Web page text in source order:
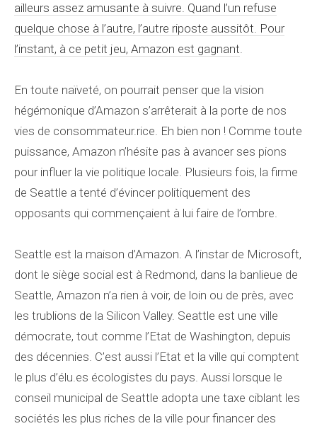
ailleurs assez amusante à suivre. Quand l’un refuse
quelque chose à l’autre, l’autre riposte aussitôt. Pour
l’instant, à ce petit jeu, Amazon est gagnant.
En toute naïveté, on pourrait penser que la vision
hégémonique d’Amazon s’arrêterait à la porte de nos
vies de consommateur.rice. Eh bien non ! Comme toute
puissance, Amazon n’hésite pas à avancer ses pions
pour influer la vie politique locale. Plusieurs fois, la firme
de Seattle a tenté d’évincer politiquement des
opposants qui commençaient à lui faire de l’ombre.
Seattle est la maison d’Amazon. A l’instar de Microsoft,
dont le siège social est à Redmond, dans la banlieue de
Seattle, Amazon n’a rien à voir, de loin ou de près, avec
les trublions de la Silicon Valley. Seattle est une ville
démocrate, tout comme l’Etat de Washington, depuis
des décennies. C’est aussi l’Etat et la ville qui comptent
le plus d’élu.es écologistes du pays. Aussi lorsque le
conseil municipal de Seattle adopta une taxe ciblant les
sociétés les plus riches de la ville pour financer des